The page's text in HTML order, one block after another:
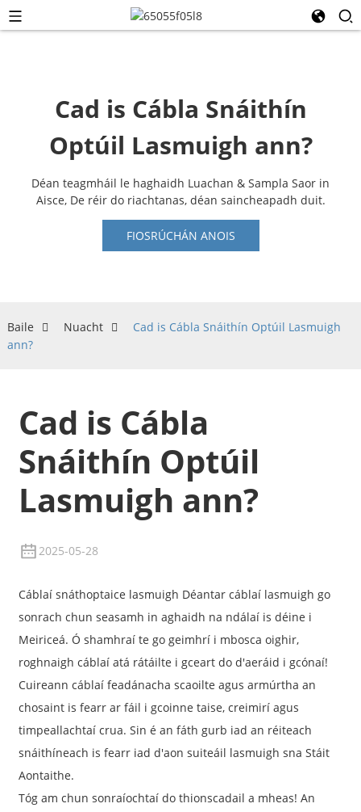
Cad is Cábla Snáithín
Optúil Lasmuigh ann?
Déan teagmháil le haghaidh Luachan & Sampla Saor in
Aisce, De réir do riachtanas, déan saincheapadh duit.
FIOSRÚCHÁN ANOIS
Baile Nuacht
Cad is Cábla Snáithín Optúil Lasmuigh
ann?
Cad is Cábla
Snáithín Optúil
Lasmuigh ann?
2025-05-28
Cáblaí snáthoptaice lasmuigh Déantar cáblaí lasmuigh go
sonrach chun seasamh in aghaidh na ndálaí is déine i
Meiriceá. Ó shamhraí te go geimhrí i mbosca oighir,
roghnaigh cáblaí atá rátáilte i gceart do d'aeráid i gcónaí!
Cuireann cáblaí feadánacha scaoilte agus armúrtha an
chosaint is fearr ar fáil i gcoinne taise, creimirí agus
timpeallachtaí crua. Sin é an fáth gurb iad an réiteach
snáithíneach is fearr iad d'aon suiteáil lasmuigh sna Stáit
Aontaithe.
Tóg am chun sonraíochtaí do thionscadail a mheas! An